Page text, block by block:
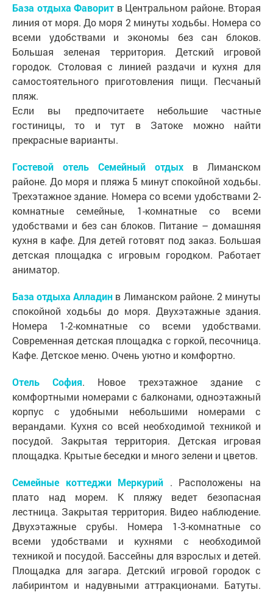
База отдыха Фаворит в Центральном районе. Вторая
линия от моря. До моря 2 минуты ходьбы. Номера со
всеми удобствами и экономы без сан блоков.
Большая зеленая территория. Детский игровой
городок. Столовая с линией раздачи и кухня для
самостоятельного приготовления пищи. Песчаный
пляж.
Если вы предпочитаете небольшие частные
гостиницы, то и тут в Затоке можно найти
прекрасные варианты.
Гостевой отель Семейный отдых в Лиманском
районе. До моря и пляжа 5 минут спокойной ходьбы.
Трехэтажное здание. Номера со всеми удобствами 2-
комнатные семейные, 1-комнатные со всеми
удобствами и без сан блоков. Питание – домашняя
кухня в кафе. Для детей готовят под заказ. Большая
детская площадка с игровым городком. Работает
аниматор.
База отдыха Алладин в Лиманском районе. 2 минуты
спокойной ходьбы до моря. Двухэтажные здания.
Номера 1-2-комнатные со всеми удобствами.
Современная детская площадка с горкой, песочница.
Кафе. Детское меню. Очень уютно и комфортно.
Отель София. Новое трехэтажное здание с
комфортными номерами с балконами, одноэтажный
корпус с удобными небольшими номерами с
верандами. Кухня со всей необходимой техникой и
посудой. Закрытая территория. Детская игровая
площадка. Крытые беседки и много зелени и цветов.
Семейные коттеджи Меркурий . Расположены на
плато над морем. К пляжу ведет безопасная
лестница. Закрытая территория. Видео наблюдение.
Двухэтажные срубы. Номера 1-3-комнатные со
всеми удобствами и кухнями с необходимой
техникой и посудой. Бассейны для взрослых и детей.
Площадка для загара. Детский игровой городок с
лабиринтом и надувными аттракционами. Батуты.